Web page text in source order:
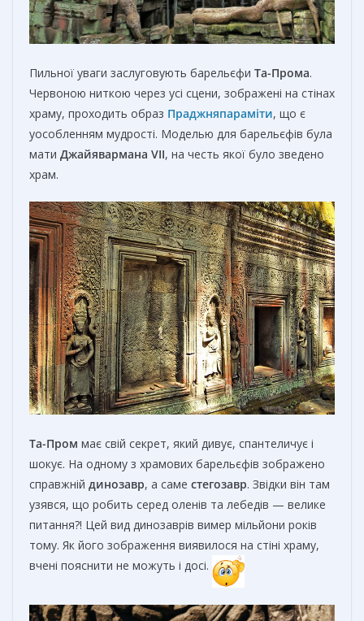
Пильної уваги заслуговують барельєфи Та-Прома.
Червоною ниткою через усі сцени, зображені на стінах
храму, проходить образ Праджняпараміти, що є
уособленням мудрості. Моделью для барельєфів була
мати Джайявармана VII, на честь якої було зведено
храм.
Та-Пром має свій секрет, який дивує, спантеличує і
шокує. На одному з храмових барельєфів зображено
справжній динозавр, а саме стегозавр. Звідки він там
узявся, що робить серед оленів та лебедів — велике
питання?! Цей вид динозаврів вимер мільйони років
тому. Як його зображення виявилося на стіні храму,
вчені пояснити не можуть і досі.